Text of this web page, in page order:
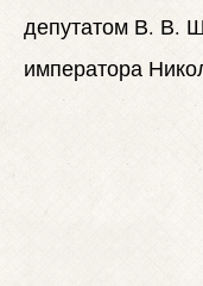
депутатом В. В.
императора